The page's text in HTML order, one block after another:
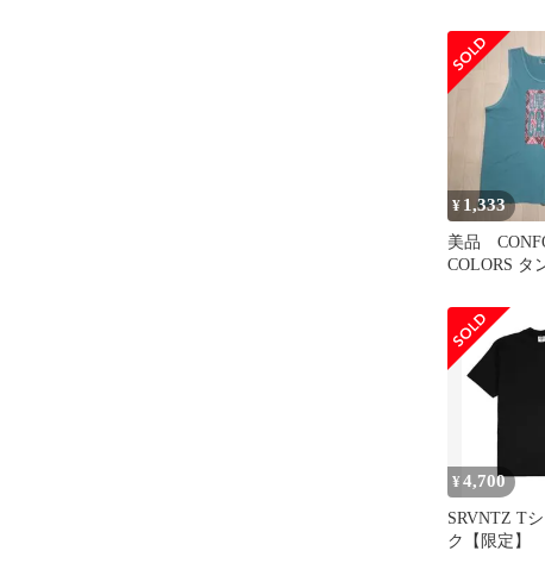
¥ 1,333
美品
COLORS タ
¥4,700
SRVNTZ T
ク【限定】